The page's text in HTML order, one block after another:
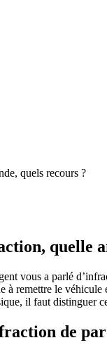
quels recours ?
quelle
vous a parlé
à remettre le
il faut distinguer
de